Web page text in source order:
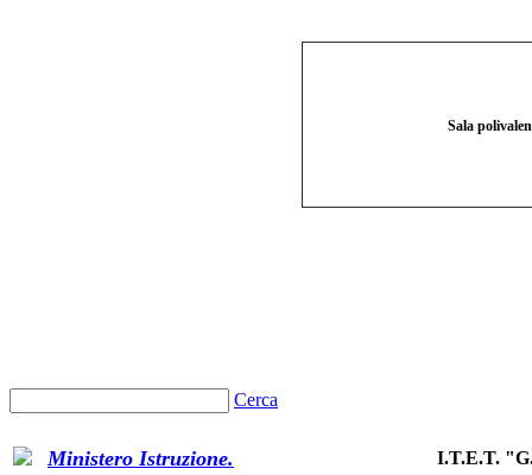
Sala
Cerca
I.T.E.T.